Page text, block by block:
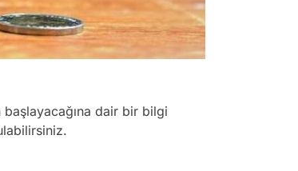
başlayacağına dair bir bilgi